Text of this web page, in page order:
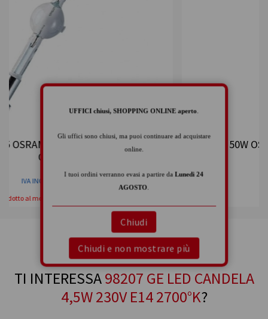
EMH 150W OSRAM 150W GY9,5 7000°K 500 ORE
Ordinabile su richiesta
TI INTERESSA98207 GE LED CANDELA
4,5W 230V E14 2700°K?
UFFICI chiusi, SHOPPING ONLINE aperto
Gli uffici sono chiusi, ma puoi continuare ad acquistare
online.
I tuoi ordini verranno evasi a partire da Lunedi 24
AGOSTO
Chiudi
Chiudi e non mostrare più